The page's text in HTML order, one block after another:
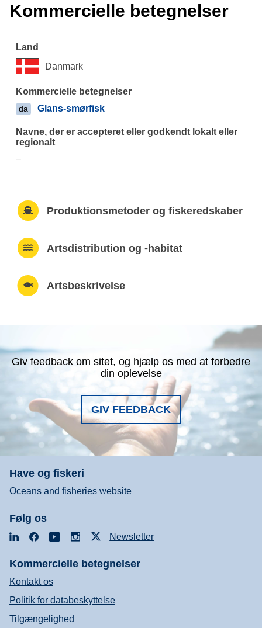
Kommercielle betegnelser
Danmark
da Glans-smørfisk
–
Produktionsmetoder og fiskeredskaber
Artsdistribution og -habitat
Artsbeskrivelse
Giv feedback om sitet, og hjælp os med at forbedre
din oplevelse
GIV FEEDBACK
Have og fiskeri
Oceans and fisheries website
Følg os
LinkedInFacebookYouTubeInstagramNewsletter
Kommercielle betegnelser
Kontakt os
Politik for databeskyttelse
Tilgængelighed